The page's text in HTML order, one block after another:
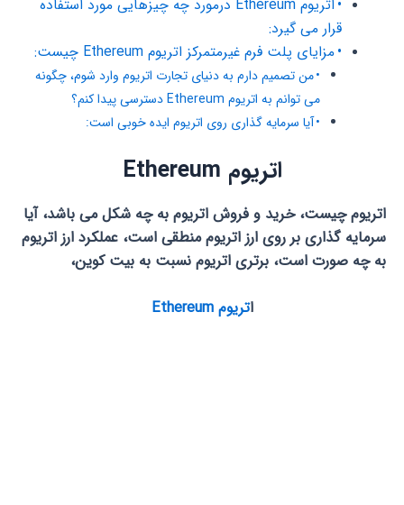
اتریوم Ethereum درمورد چه چیزهایی مورد استفاده
قرار می گیرد:
مزایای پلت فرم غیرمتمرکز اتریوم Ethereum چیست:
من تصمیم دارم به دنیای تجارت اتریوم وارد شوم، چگونه
می توانم به اتریوم Ethereum دسترسی پیدا کنم؟
آیا سرمایه گذاری روی اتریوم ایده خوبی است:
اتریوم Ethereum
اتریوم چیست، خرید و فروش اتریوم به چه شکل می باشد، آیا
سرمایه گذاری بر روی ارز اتریوم منطقی است، عملکرد ارز اتریوم
به چه صورت است، برتری اتریوم نسبت به بیت کوین،
اتریوم Ethereum